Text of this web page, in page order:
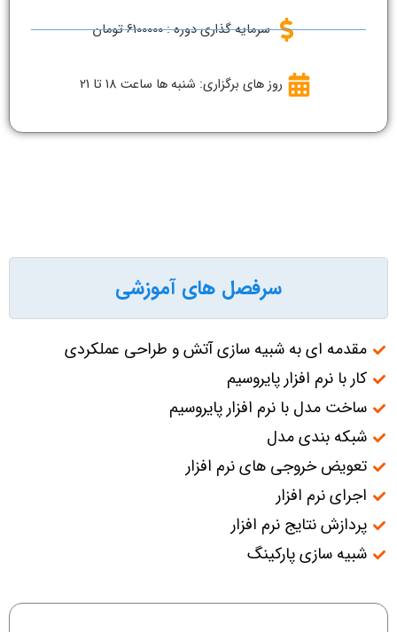
سرمایه گذاری دوره : 6100000 تومان
روز های برگزاری: شنبه ها ساعت 18 تا 21
سرفصل های آموزشی
مقدمه ای به شبیه سازی آتش و طراحی عملکردی
کار با نرم افزار پایروسیم
ساخت مدل با نرم افزار پایروسیم
شبکه بندی مدل
تعویض خروجی های نرم افزار
اجرای نرم افزار
پردازش نتایج نرم افزار
شبیه سازی پارکینگ